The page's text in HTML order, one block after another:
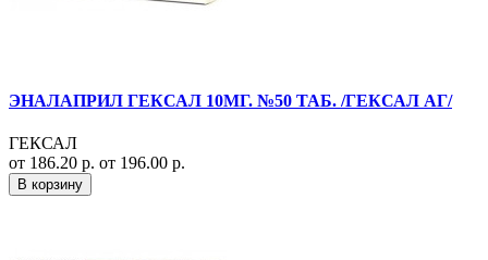
ЭНАЛАПРИЛ ГЕКСАЛ 10МГ. №50 ТАБ. /ГЕКСАЛ АГ/
ГЕКСАЛ
от 186.20 р. от 196.00 р.
В корзину